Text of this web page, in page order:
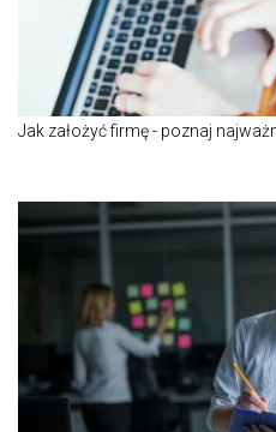
Jak założyć firmę - poznaj